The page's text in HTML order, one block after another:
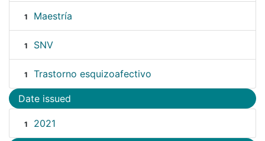
1 Maestría
1 SNV
1 Trastorno esquizoafectivo
Date issued
1 2021